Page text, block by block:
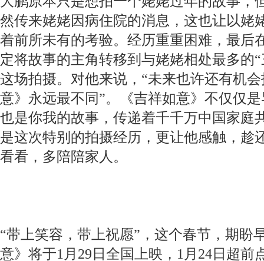
然传来姥姥因病住院的消息，这也让以姥
着前所未有的考验。经历重重困难，最后
定将故事的主角转移到与姥姥相处最多的
这场拍摄。对他来说，“未来也许还有机
意》永远最不同”。《吉祥如意》不仅仅
也是你我的故事，传递着千千万中国家庭
是这次特别的拍摄经历，更让他感触，趁
看看，多陪陪家人。
“带上笑容，带上祝愿”，这个春节，期盼
意》将于1月29日全国上映，1月24日超前